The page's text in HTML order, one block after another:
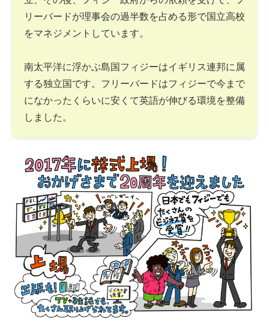
リーバードが理事会の過半数を占める形で国立高校
をマネジメントしています。
南太平洋に浮かぶ島国フィジーはイギリス連邦に属
する独立国です。フリーバードはフィジーで今まで
になかったくらいに安くて英語が伸びる環境を整備
しました。